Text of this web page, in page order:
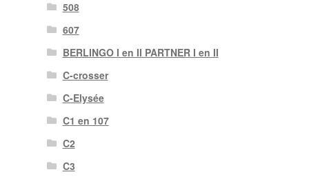
508
607
BERLINGO I en II PARTNER I en II
C-crosser
C-Elysée
C1 en 107
C2
C3